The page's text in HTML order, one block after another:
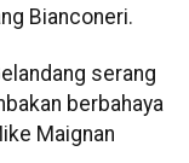
Bianconeri.
serang
berbahaya
Maignan